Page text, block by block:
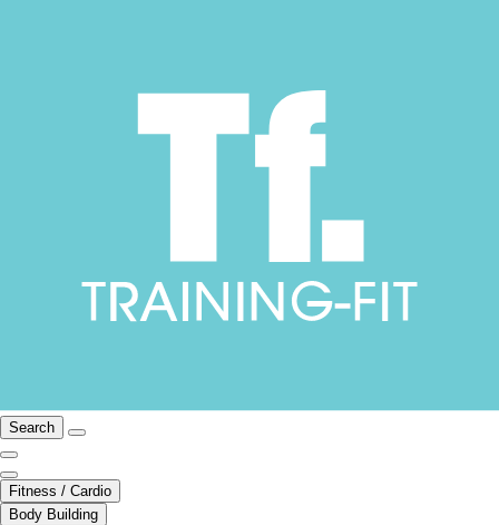
Search
Fitness / Cardio
Body Building